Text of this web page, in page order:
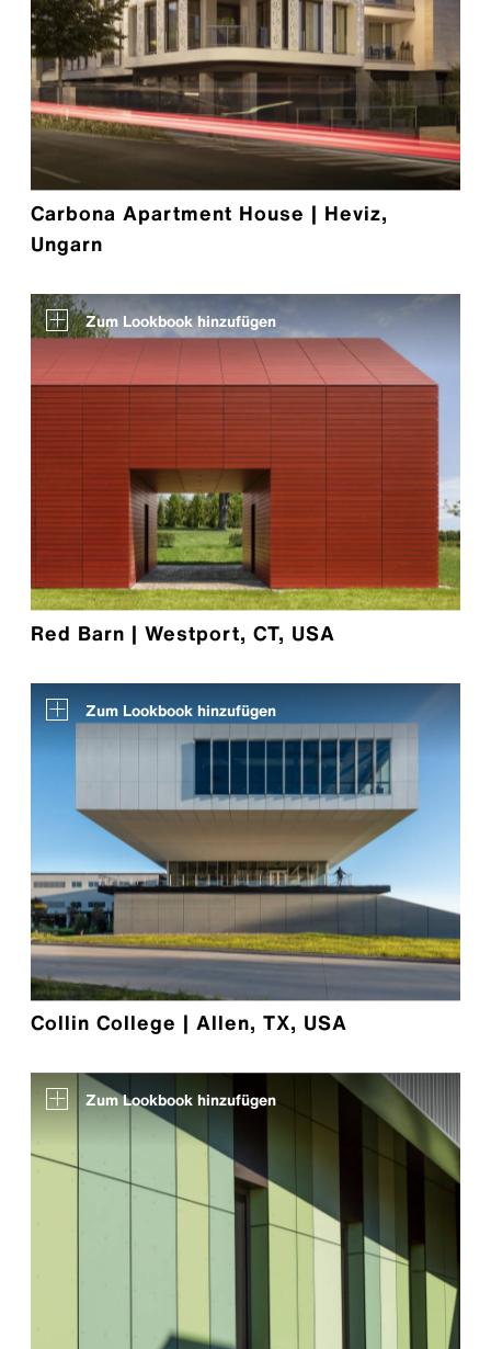
Carbona Apartment House | Heviz,
Ungarn
Zum Lookbook hinzufügen
Red Barn | Westport, CT, USA
Zum Lookbook hinzufügen
Collin College | Allen, TX, USA
Zum Lookbook hinzufügen